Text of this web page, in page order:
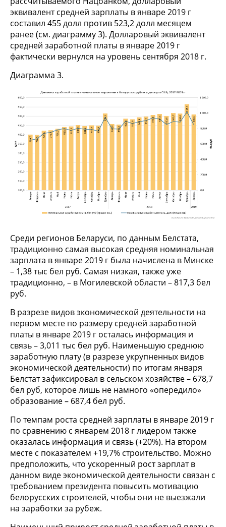
эквивалент средней зарплаты в январе 2019 г
составил 455 долл против 523,2 долл месяцем
ранее (см. диаграмму 3). Долларовый эквивалент
средней заработной платы в январе 2019 г
фактически вернулся на уровень сентября 2018 г.
Диаграмма 3.
Среди регионов Беларуси, по данным Белстата,
традиционно самая высокая средняя номинальная
зарплата в январе 2019 г была начислена в Минске
– 1,38 тыс бел руб. Самая низкая, также уже
традиционно, – в Могилевской области – 817,3 бел
руб.
В разрезе видов экономической деятельности на
первом месте по размеру средней заработной
платы в январе 2019 г осталась информация и
связь – 3,011 тыс бел руб. Наименьшую среднюю
заработную плату (в разрезе укрупненных видов
экономической деятельности) по итогам января
Белстат зафиксировал в сельском хозяйстве – 678,7
бел руб, которое лишь не намного «опередило»
образование – 687,4 бел руб.
По темпам роста средней зарплаты в январе 2019 г
по сравнению с январем 2018 г лидером также
оказалась информация и связь (+20%). На втором
месте с показателем +19,7% строительство. Можно
предположить, что ускоренный рост зарплат в
данном виде экономической деятельности связан с
требованием президента повысить мотивацию
белорусских строителей, чтобы они не выезжали
на заработки за рубеж.